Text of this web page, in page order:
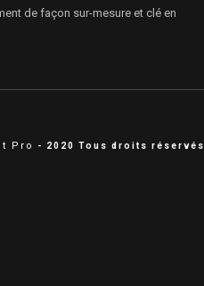
de façon sur-mesure et clé en
Pro - 2020 Tous droits réservés